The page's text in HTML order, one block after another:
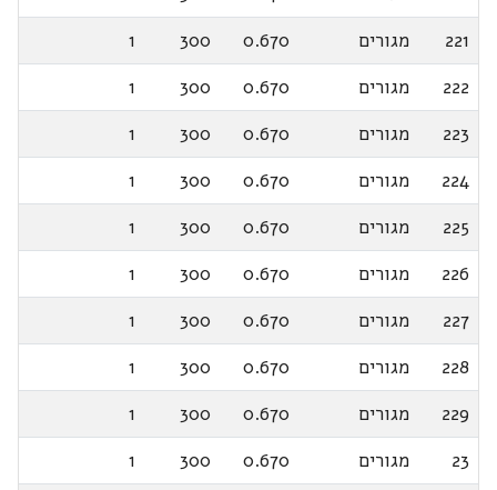
221
מגורים 0.670
300
1
222
מגורים 0.670
300
1
223
מגורים 0.670
300
1
224
מגורים 0.670
300
1
225
מגורים 0.670
300
1
226
מגורים 0.670
300
1
227
מגורים 0.670
300
1
228
מגורים 0.670
300
1
229
מגורים 0.670
300
1
23
מגורים 0.670
300
1